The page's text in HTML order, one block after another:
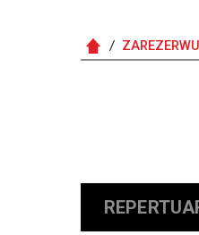
Główna